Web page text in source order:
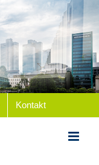
Kontakt